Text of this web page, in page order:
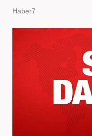
Haber7